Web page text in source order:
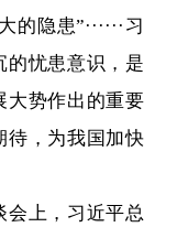
隐患”······习
的忧患意识，是
大势作出的重要
待，为我国加快
上，习近平总